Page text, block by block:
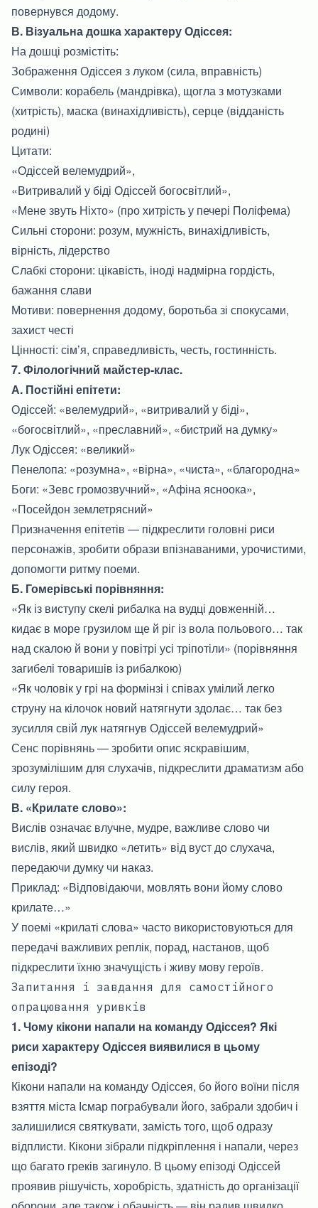
повернувся додому.
В. Візуальна дошка характеру Одіссея:
На дошці розмістіть:
Зображення Одіссея з луком (сила, вправність)
Символи: корабель (мандрівка), щогла з мотузками
(хитрість), маска (винахідливість), серце (відданість
родині)
Цитати:
«Одіссей велемудрий»,
«Витривалий у біді Одіссей богосвітлий»,
«Мене звуть Ніхто» (про хитрість у печері Поліфема)
Сильні сторони: розум, мужність, винахідливість,
вірність, лідерство
Слабкі сторони: цікавість, іноді надмірна гордість,
бажання слави
Мотиви: повернення додому, боротьба зі спокусами,
захист честі
Цінності: сім’я, справедливість, честь, гостинність.
7. Філологічний майстер-клас.
А. Постійні епітети:
Одіссей: «велемудрий», «витривалий у біді»,
«богосвітлий», «преславний», «бистрий на думку»
Лук Одіссея: «великий»
Пенелопа: «розумна», «вірна», «чиста», «благородна»
Боги: «Зевс громозвучний», «Афіна ясноока»,
«Посейдон землетрясний»
Призначення епітетів — підкреслити головні риси
персонажів, зробити образи впізнаваними, урочистими,
допомогти ритму поеми.
Б. Гомерівські порівняння:
«Як із виступу скелі рибалка на вудці довженній…
кидає в море грузилом ще й ріг із вола польового… так
над скалою й вони у повітрі усі тріпотіли» (порівняння
загибелі товаришів із рибалкою)
«Як чоловік у грі на формінзі і співах умілий легко
струну на кілочок новий натягнути здолає… так без
зусилля свій лук натягнув Одіссей велемудрий»
Сенс порівнянь — зробити опис яскравішим,
зрозумілішим для слухачів, підкреслити драматизм або
силу героя.
В. «Крилате слово»:
Вислів означає влучне, мудре, важливе слово чи
вислів, який швидко «летить» від вуст до слухача,
передаючи думку чи наказ.
Приклад: «Відповідаючи, мовлять вони йому слово
крилате…»
У поемі «крилаті слова» часто використовуються для
передачі важливих реплік, порад, настанов, щоб
підкреслити їхню значущість і живу мову героїв.
Запитання і завдання для самостійного
опрацювання уривків
1. Чому кікони напали на команду Одіссея? Які
риси характеру Одіссея виявилися в цьому
епізоді?
Кікони напали на команду Одіссея, бо його воїни після
взяття міста Ісмар пограбували його, забрали здобич і
залишилися святкувати, замість того, щоб одразу
відплисти. Кікони зібрали підкріплення і напали, через
що багато греків загинуло. В цьому епізоді Одіссей
проявив рішучість, хоробрість, здатність до організації